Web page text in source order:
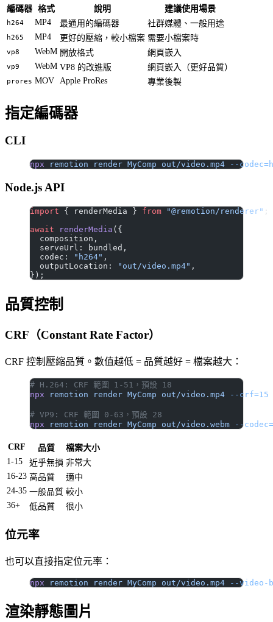
編碼器 格式 說明 建議使用場景
h264 MP4 最通用的編碼器 社群媒體、一般用途
h265 MP4 更好的壓縮，較小檔案 需要小檔案時
vp8 WebM 開放格式 網頁嵌入
vp9 WebM VP8 的改進版 網頁嵌入（更好品質）
prores MOV Apple ProRes 專業後製
指定編碼器
CLI
npx remotion render MyComp out/video.mp4 --
Node.js API
import { renderMedia } from "@remotion/renderer" ;
await renderMedia ({
  composition,
  serveUrl: bundled,
  codec:
"h264" ,
  outputLocation:
"out/video.mp4" ,
});
品質控制
CRF（Constant Rate Factor）
CRF 控制壓縮品質。數值越低 = 品質越好 = 檔案越大：
# H.264: CRF 範圍 1-51，預設 18
npx remotion render MyComp out/video.mp4 --crf=15
# VP9: CRF 範圍 0-63，預設 28
npx remotion render MyComp out/video.webm --
CRF 品質
檔案大小
1-15
近乎無損 非常大
16-23 高品質
適中
24-35 一般品質 較小
36+
低品質 很小
位元率
也可以直接指定位元率：
npx remotion render MyComp out/video.mp4 --video-
渲染靜態圖片